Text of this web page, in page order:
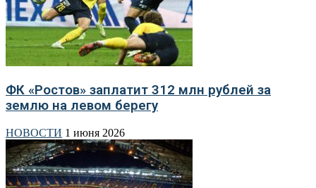
ФК «Ростов» заплатит 312 млн рублей за
землю на левом берегу
НОВОСТИ 1 июня 2026